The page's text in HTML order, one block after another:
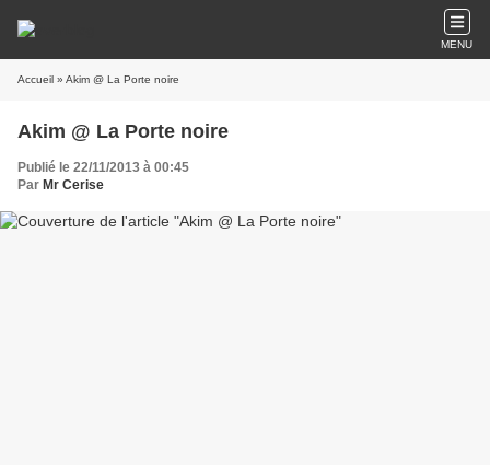
MENU
Accueil » Akim @ La Porte noire
Akim @ La Porte noire
Publié le 22/11/2013 à 00:45
Par Mr Cerise